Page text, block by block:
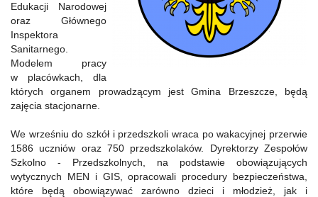
Edukacji Narodowej
oraz Głównego
Inspektora
Sanitarnego.
Modelem pracy
w placówkach, dla
których organem prowadzącym jest Gmina Brzeszcze, będą
zajęcia stacjonarne.
We wrześniu do szkół i przedszkoli wraca po wakacyjnej przerwie
1586 uczniów oraz 750 przedszkolaków. Dyrektorzy Zespołów
Szkolno - Przedszkolnych, na podstawie obowiązujących
wytycznych MEN i GIS, opracowali procedury bezpieczeństwa,
które będą obowiązywać zarówno dzieci i młodzież, jak i